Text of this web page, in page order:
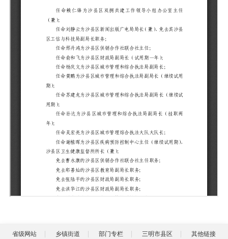
省级网站 乡镇街道 部门专栏 三明市县区 其他链接